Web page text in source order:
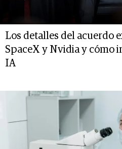
Los detalles del acuerdo
SpaceX y Nvidia y cómo
IA